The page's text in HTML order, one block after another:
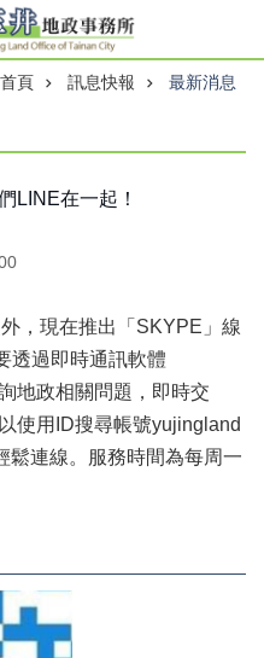
首頁 訊息快報 最新消息
LINE在一起！
，現在推出「SKYPE」線
透過即時通訊軟體
地政相關問題，即時交
使用ID搜尋帳號yujingland
鬆連線。服務時間為每周一